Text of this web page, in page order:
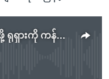
Bashar al-Assad ကို မထောက်ခံဖို့ ရုရှားကို ကန်ဝန်ကြီးတိုက်တွန်းမည်
available